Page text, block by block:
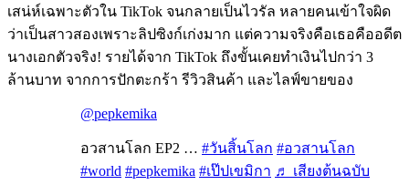
เสน่ห์เฉพาะตัวใน TikTok จนกลายเป็นไวรัล หลายคนเข้าใจผิด
ว่าเป็นสาวสองเพราะลิปซิงก์เก่งมาก แต่ความจริงคือเธอคืออดีต
นางเอกตัวจริง! รายได้จาก TikTok ถึงขั้นเคยทำเงินไปกว่า 3
ล้านบาท จากการปักตะกร้า รีวิวสินค้า และไลฟ์ขายของ
@pepkemika
อวสานโลก EP2 … #วันสิ้นโลก #อวสานโลก
#world #pepkemika #เป๊ปเขมิกา ♬ เสียงต้นฉบับ